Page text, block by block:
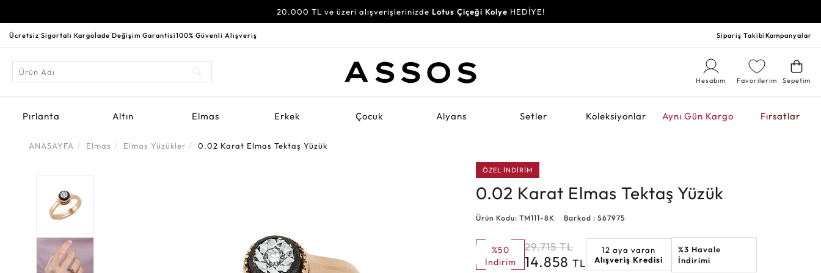
20.000 TL ve üzeri alışverişlerinizde Lotus Çiçeği Kolye HEDİYE!
Ücretsiz Sigortalı Kargoİade Değişim Garantisi100% Güvenli Alışveriş Sipariş TakibiKampanyalar
Sepetim
Favorilerim
Hesabım
Pırlanta Altın Elmas Erkek Çocuk Alyans Setler Koleksiyonlar Aynı Gün Kargo Fırsatlar
ANASAYFA Elmas Elmas Yüzükler 0.02 Karat Elmas Tektaş Yüzük
ÖZEL İNDİRİM
0.02 Karat Elmas Tektaş Yüzük
Ürün Kodu: TM111-8K Barkod : S67975
%50
İndirim
29.715 TL
14.858TL
12 aya varan
Alışveriş Kredisi
%3 Havale
İndirimi